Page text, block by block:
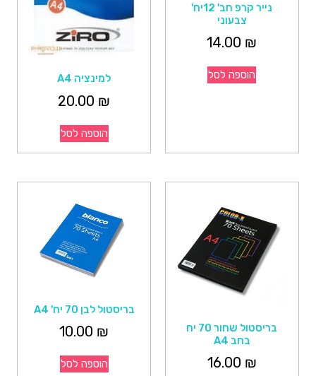
נייר קרפ חב' 12יח'
צבעוני
14.00 ₪
הוספה לסל למינציה A4
20.00 ₪
הוספה לסל
בריסטול שחור 70 יח
בחב A4
16.00 ₪
בריסטול לבן 70 יח' A4
10.00 ₪
הוספה לסל